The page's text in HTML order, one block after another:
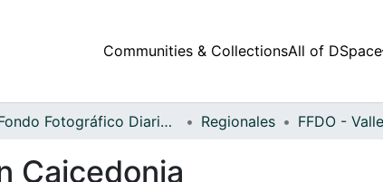
Communities & CollectionsAll of DSpace
Fondo Fotográfico Diario Occidente Regionales
Caicedonia